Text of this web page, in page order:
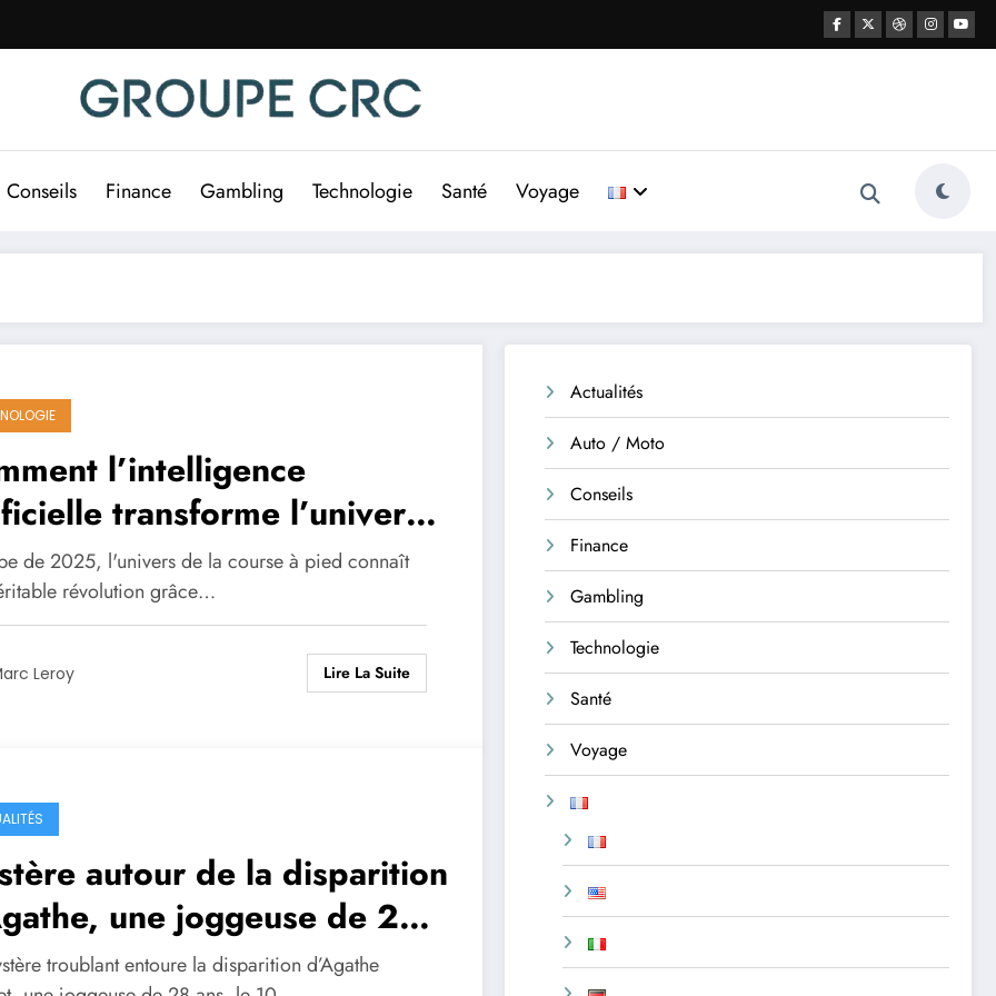
Conseils Finance Gambling Technologie Santé Voyage
l’intelligence
transforme l’univers
course à pied
de 2025, l'univers de la course à pied connaît
révolution grâce…
Leroy Lire La Suite
autour de la disparition
une joggeuse de 28
au parcours impressionnant
troublant entoure la disparition d’Agathe
Actualités
Auto / Moto
Conseils
Finance
Gambling
Technologie
Santé
Voyage